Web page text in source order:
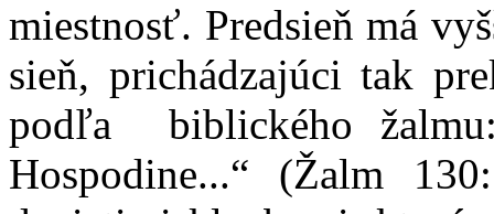
miestnosť. Predsieň má
sieň, prichádzajúci tak
podľa biblického
Hospodine...“ (Žalm